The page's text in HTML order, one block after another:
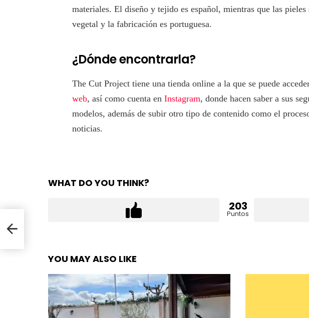
materiales. El diseño y tejido es español, mientras que las
vegetal y la fabricación es portuguesa.
¿Dónde encontrarla?
The Cut Project tiene una tienda online a la que se puede
web, así como cuenta en Instagram, donde hacen saber a sus
modelos, además de subir otro tipo de contenido como el
noticias.
WHAT DO YOU THINK?
203
Puntos
YOU MAY ALSO LIKE